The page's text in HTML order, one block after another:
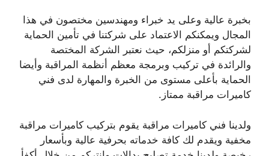
بخبرة عالية وعلى يد خبراء ومهندسين مختصون في هذا
المجال ويمكنكم الاعتماد على شركتنا في تأمين الحماية
لشركتكم أو منزلكم، حيث نعتبر الشركة المختصة
والرائدة في تركيب وبرمجة معظم أنظمة المراقبة وأيضا
الحماية بأعلى مستوى من الخبرة والمهارة لدى فني
كاميرات مراقبة ممتاز.
ولدينا فني كاميرات مراقبة يقوم بتركيب كاميرات مراقبة
مخفية ويقدم لك كافة خدماته بحرفية عالية وبأسعار